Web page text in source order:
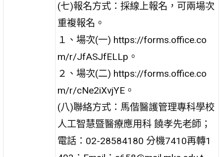
(七)報名方式：採線上報名，可兩場次
重複報名。
１、場次(一) https://forms.office.co
m/r/JfASJfELLp。
２、場次(二) https://forms.office.co
m/r/cNe2iXvjYE。
(八)聯絡方式：馬偕醫護管理專科學校
人工智慧暨醫療應用科 饒孝先老師；
電話：02-28584180 分機7410再轉1